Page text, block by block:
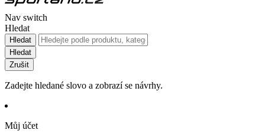
Nav switch
Hledat
Hledat
Hledat
Zrušit
Zadejte hledané slovo a zobrazí se návrhy.
Můj účet